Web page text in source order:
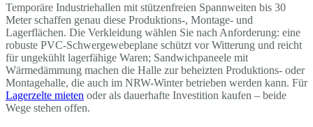
Temporäre Industriehallen mit stützenfreien Spannweiten bis 30
Meter schaffen genau diese Produktions-, Montage- und
Lagerflächen. Die Verkleidung wählen Sie nach Anforderung: eine
robuste PVC-Schwergewebeplane schützt vor Witterung und reicht
für ungekühlt lagerfähige Waren; Sandwichpaneele mit
Wärmedämmung machen die Halle zur beheizten Produktions- oder
Montagehalle, die auch im NRW-Winter betrieben werden kann. Für
Lagerzelte mieten oder als dauerhafte Investition kaufen – beide
Wege stehen offen.